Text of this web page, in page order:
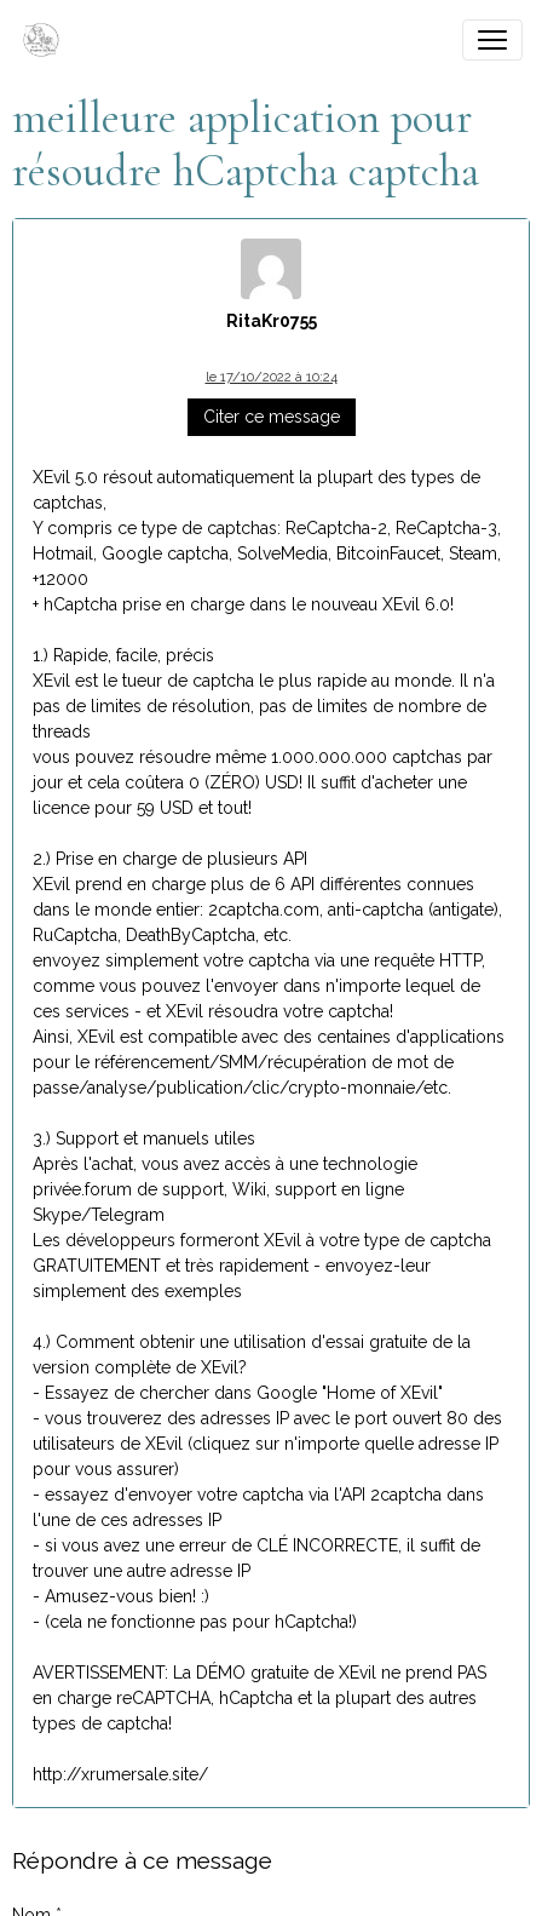
meilleure application pour
résoudre hCaptcha captcha
RitaKr0755
le 17/10/2022 à 10:24
Citer ce message
XEvil 5.0 résout automatiquement la plupart des types de
captchas,
Y compris ce type de captchas: ReCaptcha-2, ReCaptcha-3,
Hotmail, Google captcha, SolveMedia, BitcoinFaucet, Steam,
+12000
+ hCaptcha prise en charge dans le nouveau XEvil 6.0!
1.) Rapide, facile, précis
XEvil est le tueur de captcha le plus rapide au monde. Il n'a
pas de limites de résolution, pas de limites de nombre de
threads
vous pouvez résoudre même 1.000.000.000 captchas par
jour et cela coûtera 0 (ZÉRO) USD! Il suffit d'acheter une
licence pour 59 USD et tout!
2.) Prise en charge de plusieurs API
XEvil prend en charge plus de 6 API différentes connues
dans le monde entier: 2captcha.com, anti-captcha (antigate),
RuCaptcha, DeathByCaptcha, etc.
envoyez simplement votre captcha via une requête HTTP,
comme vous pouvez l'envoyer dans n'importe lequel de
ces services - et XEvil résoudra votre captcha!
Ainsi, XEvil est compatible avec des centaines d'applications
pour le référencement/SMM/récupération de mot de
passe/analyse/publication/clic/crypto-monnaie/etc.
3.) Support et manuels utiles
Après l'achat, vous avez accès à une technologie
privée.forum de support, Wiki, support en ligne
Skype/Telegram
Les développeurs formeront XEvil à votre type de captcha
GRATUITEMENT et très rapidement - envoyez-leur
simplement des exemples
4.) Comment obtenir une utilisation d'essai gratuite de la
version complète de XEvil?
- Essayez de chercher dans Google "Home of XEvil"
- vous trouverez des adresses IP avec le port ouvert 80 des
utilisateurs de XEvil (cliquez sur n'importe quelle adresse IP
pour vous assurer)
- essayez d'envoyer votre captcha via l'API 2captcha dans
l'une de ces adresses IP
- si vous avez une erreur de CLÉ INCORRECTE, il suffit de
trouver une autre adresse IP
- Amusez-vous bien! :)
- (cela ne fonctionne pas pour hCaptcha!)
AVERTISSEMENT: La DÉMO gratuite de XEvil ne prend PAS
en charge reCAPTCHA, hCaptcha et la plupart des autres
types de captcha!
http://xrumersale.site/
Répondre à ce message